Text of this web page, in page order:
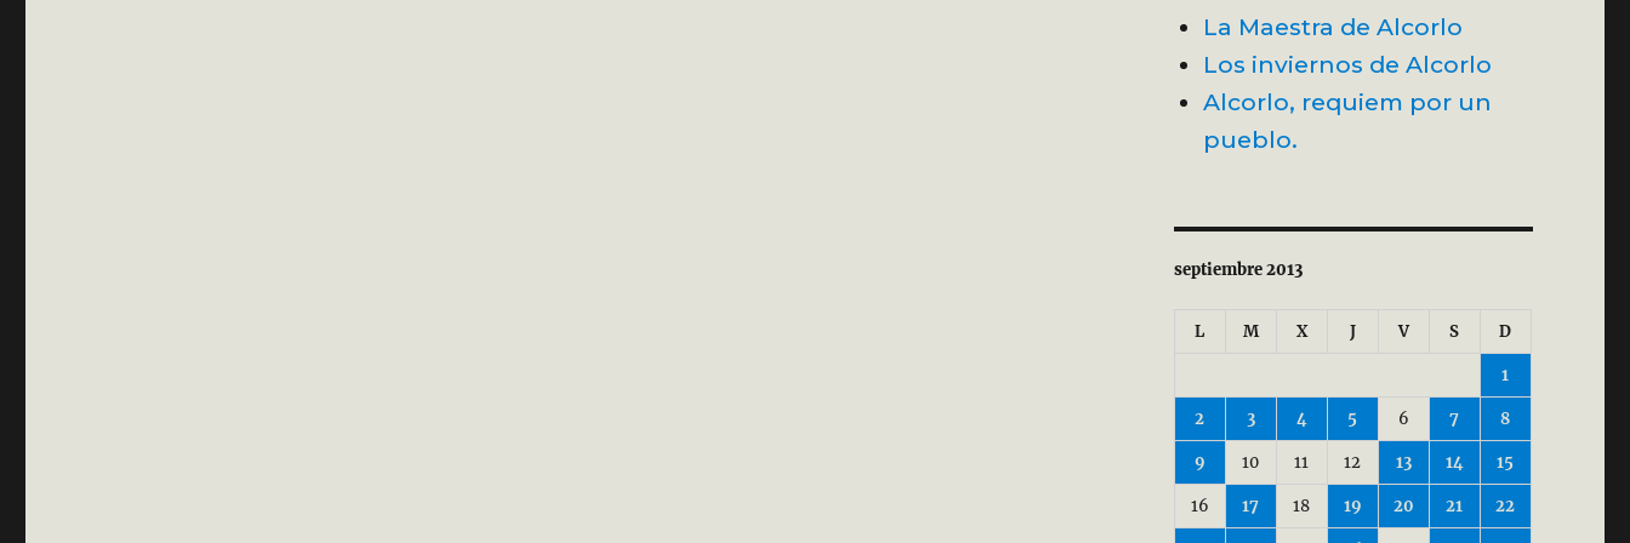
La Maestra de Alcorlo
Los inviernos de Alcorlo
Alcorlo, requiem por un
pueblo.
septiembre 2013
L M X J V S D
1
2 3 4 5 6 7 8
9 10 11 12 13 14 15
16 17 18 19 20 21 22